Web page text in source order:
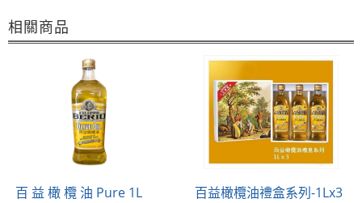
相關商品
百 益 橄 欖 油 Pure 1L 百益橄欖油禮盒系列-1Lx3